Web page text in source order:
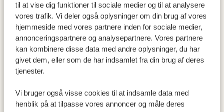
til at vise dig funktioner til sociale medier og til at analysere
vores trafik. Vi deler også oplysninger om din brug af vores
hjemmeside med vores partnere inden for sociale medier,
annonceringspartnere og analysepartnere. Vores partnere
kan kombinere disse data med andre oplysninger, du har
givet dem, eller som de har indsamlet fra din brug af deres
tjenester.
Vi bruger også visse cookies til at indsamle data med
henblik på at tilpasse vores annoncer og måle deres
søs, på cykel, til hest eller til fods. Oplev den varme
gæstfrihed fra det ugandiske folk, og bliv forbløffet
over de kulturelle møder med de forskellige
oprindelige stammer. Med os får du det hele! Vores
chauffør venter på dig i lufthavnen med et skilt med
dit navn på. Velkommen til Uganda!
INDKVARTERING: